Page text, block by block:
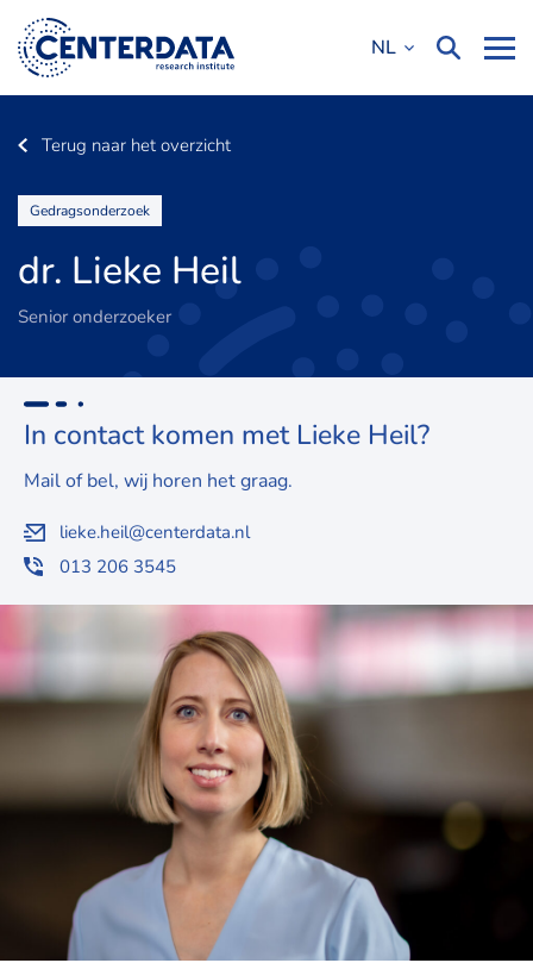
NL
Terug naar het overzicht
Gedragsonderzoek
dr. Lieke Heil
Senior onderzoeker
In contact komen met Lieke Heil?
Mail of bel, wij horen het graag.
lieke.heil@centerdata.nl
013 206 3545